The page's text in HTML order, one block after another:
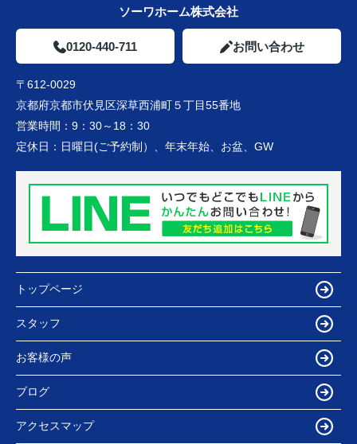
ソーワホーム株式会社
0120-440-711 お問い合わせ
〒612-0029
京都府京都市伏見区深草西浦町５丁目55番地
営業時間： 9：30～18：30
定休日： 日曜日(ご予約制）、年末年始、お盆、GW
トップページ
スタッフ
お客様の声
ブログ
アクセスマップ